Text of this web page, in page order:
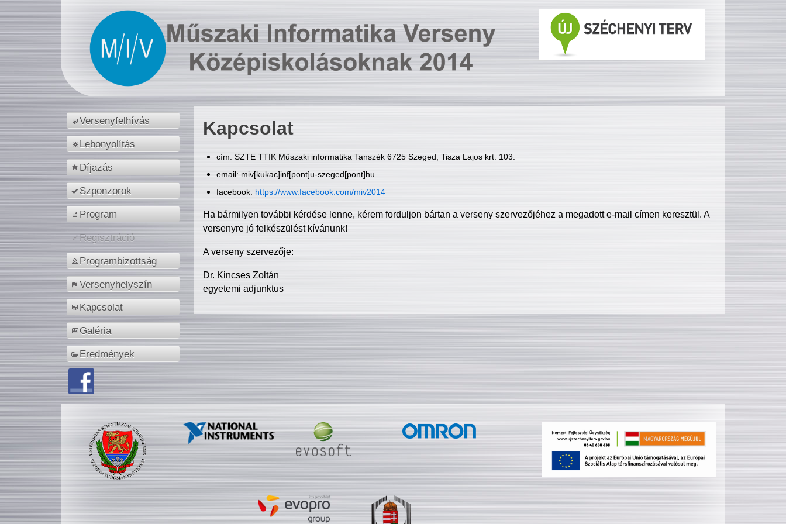
Versenyfelhívás
Lebonyolítás
Díjazás
Szponzorok
Program
Regisztráció
Programbizottság
Versenyhelyszín
Kapcsolat
Galéria
Eredmények
Kapcsolat
cím: SZTE TTIK Műszaki informatika Tanszék 6725 Szeged, Tisza Lajos krt. 103.
email: miv[kukac]inf[pont]u-szeged[pont]hu
facebook: https://www.facebook.com/miv2014
Ha bármilyen további kérdése lenne, kérem forduljon bártan a verseny szervezőjéhez a megadott e-mail címen keresztül. A
versenyre jó felkészülést kívánunk!
A verseny szervezője:
Dr. Kincses Zoltán
egyetemi adjunktus